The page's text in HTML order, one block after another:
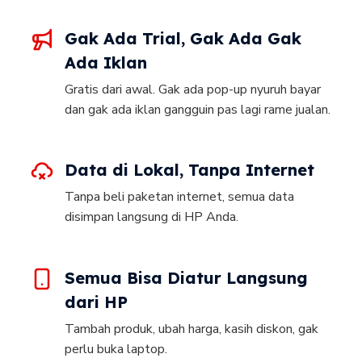
Gak Ada Trial, Gak Ada Gak
Ada Iklan
Gratis dari awal. Gak ada pop-up nyuruh bayar
dan gak ada iklan gangguin pas lagi rame jualan.
Data di Lokal, Tanpa Internet
Tanpa beli paketan internet, semua data
disimpan langsung di HP Anda.
Semua Bisa Diatur Langsung
dari HP
Tambah produk, ubah harga, kasih diskon, gak
perlu buka laptop.